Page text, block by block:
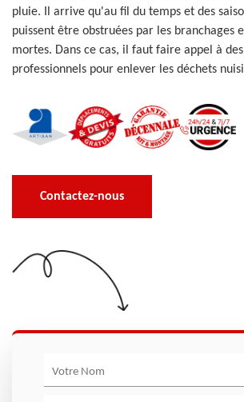
pluie. Il arrive qu'au fil du temps et des
puissent être obstruées par les branchages
mortes. Dans ce cas, il faut faire appel à
professionnels pour enlever les déchets
Contactez-nous